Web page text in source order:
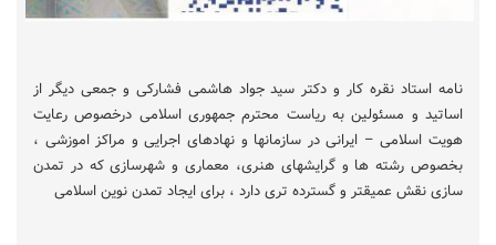
نامه استاد نقره کار و دکتر سید جواد هاشمی فشارکی و جمعی دیگر از
اساتید و مسئولین به ریاست محترم جمهوری اسلامی درخصوص رعایت
هویت اسلامی – ایرانی در سازمانها و نهادهای اجرایی و مراکز اموزشی ،
بخصوص رشته ها و گرایشهای هنری، معماری و شهرسازی که در تمدن
سازی نقش عمیقتر و گسترده تری دارد ، برای ایجاد تمدن نوین اسلامی